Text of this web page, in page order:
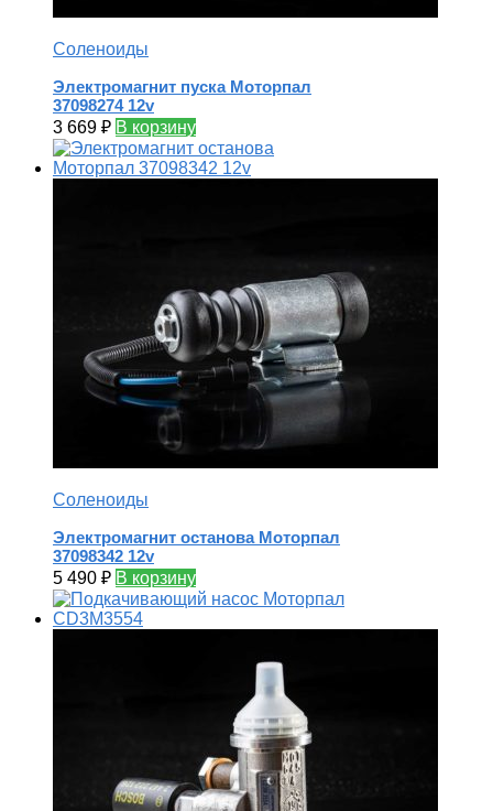
Соленоиды
Электромагнит пуска Моторпал
37098274 12v
3 669 ₽ В корзину
Соленоиды
Электромагнит останова Моторпал
37098342 12v
5 490 ₽ В корзину